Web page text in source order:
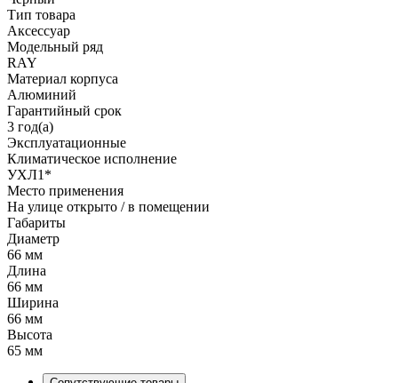
Тип товара
Аксессуар
Модельный ряд
RAY
Материал корпуса
Алюминий
Гарантийный срок
3 год(а)
Эксплуатационные
Климатическое исполнение
УХЛ1*
Место применения
На улице открыто / в помещении
Габариты
Диаметр
66 мм
Длина
66 мм
Ширина
66 мм
Высота
65 мм